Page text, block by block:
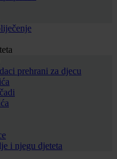
prehrani za djecu
i njegu djeteta